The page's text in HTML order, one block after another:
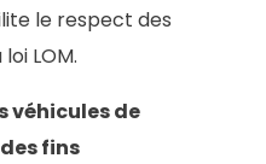
le respect des
LOM.
véhicules de
fins